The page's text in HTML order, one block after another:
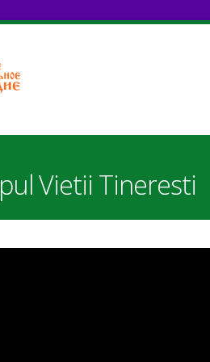
Vietii Tineresti